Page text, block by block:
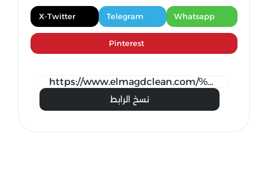
Whatsapp
Telegram
X-Twitter
Pinterest
نسخ الرابط